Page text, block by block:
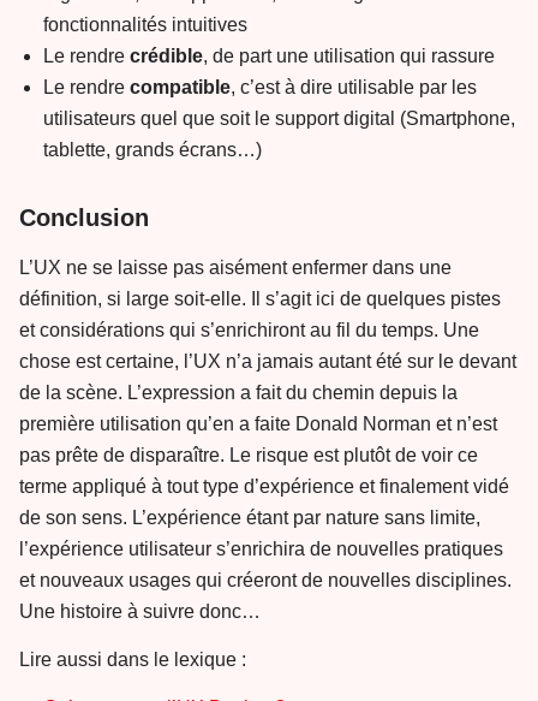
fonctionnalités intuitives
Le rendre crédible, de part une utilisation qui rassure
Le rendre compatible, c’est à dire utilisable par les
utilisateurs quel que soit le support digital (Smartphone,
tablette, grands écrans…)
Conclusion
L’UX ne se laisse pas aisément enfermer dans une
définition, si large soit-elle. Il s’agit ici de quelques pistes
et considérations qui s’enrichiront au fil du temps. Une
chose est certaine, l’UX n’a jamais autant été sur le devant
de la scène. L’expression a fait du chemin depuis la
première utilisation qu’en a faite Donald Norman et n’est
pas prête de disparaître. Le risque est plutôt de voir ce
terme appliqué à tout type d’expérience et finalement vidé
de son sens. L’expérience étant par nature sans limite,
l’expérience utilisateur s’enrichira de nouvelles pratiques
et nouveaux usages qui créeront de nouvelles disciplines.
Une histoire à suivre donc…
Lire aussi dans le lexique :